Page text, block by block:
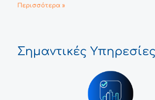
Περισσότερα »
Σημαντικές Υπηρεσίες